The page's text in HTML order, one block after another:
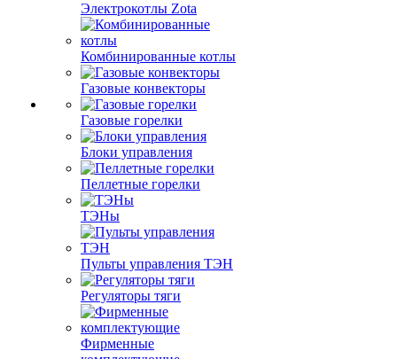
Электрокотлы Zota
Комбинированные котлы
Газовые конвекторы
Газовые горелки
Блоки управления
Пеллетные горелки
ТЭНы
Пульты управления ТЭН
Регуляторы тяги
Фирменные